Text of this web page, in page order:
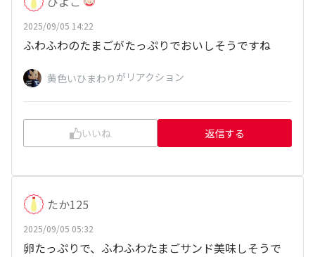
2025/09/05 14:22
ふわふわのたまごがたっぷりでおいしそうですね
黄色いひまわり がリアクション
いいね 返信する
たか125
2025/09/05 05:32
卵たっぷりで、ふわふわたまごサンド美味しそうで